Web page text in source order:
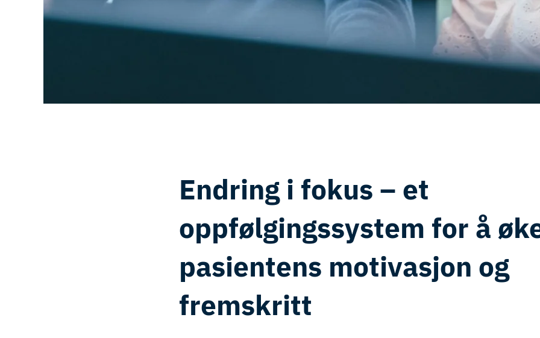
Endring i fokus – et
oppfølgingssystem for å
pasientens motivasjon og
fremskritt